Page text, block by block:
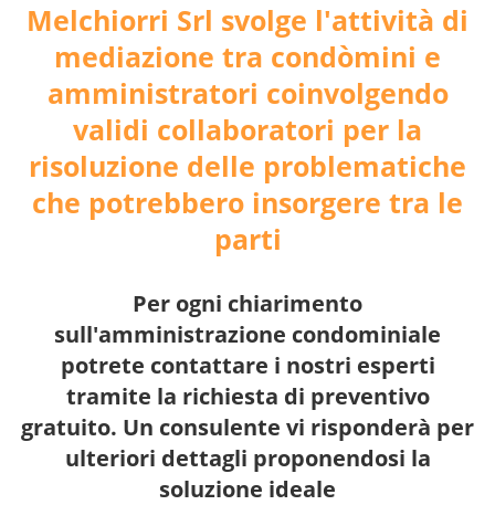
Melchiorri Srl svolge l'attività di
mediazione tra condòmini e
amministratori coinvolgendo
validi collaboratori per la
risoluzione delle problematiche
che potrebbero insorgere tra le
parti
Per ogni chiarimento
sull'amministrazione condominiale
potrete contattare i nostri esperti
tramite la richiesta di preventivo
gratuito. Un consulente vi risponderà per
ulteriori dettagli proponendosi la
soluzione ideale